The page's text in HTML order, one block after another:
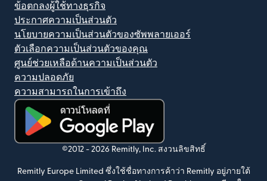
ข้อตกลงผู้ใช้ทางธุรกิจ
ประกาศความเป็นส่วนตัว
นโยบายความเป็นส่วนตัวของซัพพลายเออร์
ตัวเลือกความเป็นส่วนตัวของคุณ
ศูนย์ช่วยเหลือด้านความเป็นส่วนตัว
ความปลอดภัย
ความสามารถในการเข้าถึง
(เปิดในหน้าต่างใหม่)
©2012 - 2026 Remitly, Inc. สงวนลิขสิทธิ์
Remitly Europe Limited ซึ่งใช้ชื่อทางการค้าว่า Remitly อยู่ภายใต้